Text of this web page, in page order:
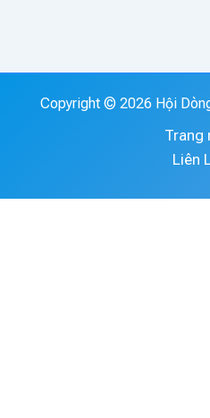
Copyright © 2026 Hội
Trang
Liên